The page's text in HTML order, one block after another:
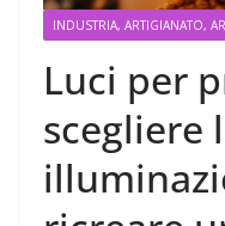
INDUSTRIA, ARTIGIANATO,
Luci per
scegliere